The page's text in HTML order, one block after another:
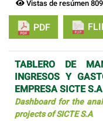
Vistas de resúmen
PDF
TABLERO DE
INGRESOS Y
EMPRESA SICTE S.A
Dashboard for the
projects of SICTE S.A